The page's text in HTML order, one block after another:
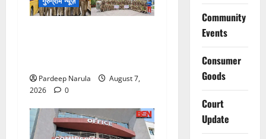
Pardeep Narula
August 7,
2026
0
Community
Events
Consumer
Goods
Court
Update